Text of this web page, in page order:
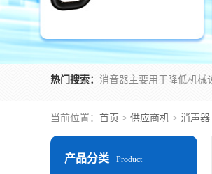
热门搜索：
当前位置： 首页 > 供应商机 > 消声器
产品分类 Product